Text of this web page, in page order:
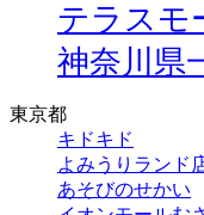
テラスモ
神奈川県
東京都
キドキド
よみうりランド
あそびのせかい